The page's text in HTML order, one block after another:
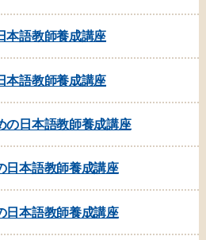
本語教師養成講座
本語教師養成講座
の日本語教師養成講座
日本語教師養成講座
日本語教師養成講座